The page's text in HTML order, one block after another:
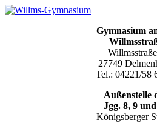
Gymnasium
27749
Tel.: 04221/58
Außenstelle
Jgg. 8, 9
Königsberger